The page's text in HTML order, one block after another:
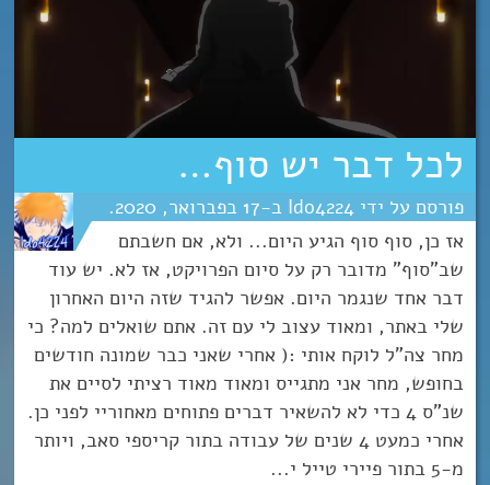
לכל דבר יש סוף…
Ido4224
17 פברואר 2020
אז כן, סוף סוף הגיע היום... ולא, אם חשבתם
שב"סוף" מדובר רק על סיום הפרויקט, אז לא. יש עוד
דבר אחד שנגמר היום. אפשר להגיד שזה היום האחרון
שלי באתר, ומאוד עצוב לי עם זה. אתם שואלים למה? כי
מחר צה"ל לוקח אותי :( אחרי שאני כבר שמונה חודשים
בחופש, מחר אני מתגייס ומאוד מאוד רציתי לסיים את
שנ"ס 4 כדי לא להשאיר דברים פתוחים מאחוריי לפני כן.
אחרי כמעט 4 שנים של עבודה בתור קריספי סאב, ויותר
מ-5 בתור פיירי טייל י...